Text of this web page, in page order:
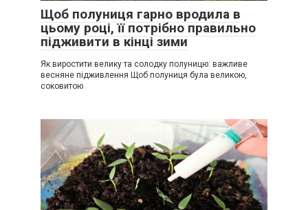
Щоб полуниця гарно вродила в
цьому році, її потрібно правильно
підживити в кінці зими
Як виростити велику та солодку полуницю: важливе
весняне підживлення Щоб полуниця була великою,
соковитою